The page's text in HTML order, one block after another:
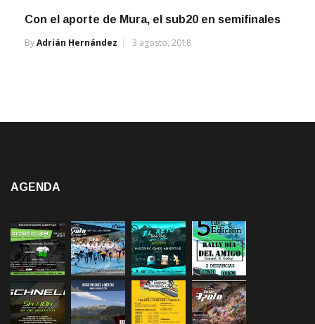
Con el aporte de Mura, el sub20 en semifinales
ByAdrián Hernández 3 agosto, 2018
AGENDA